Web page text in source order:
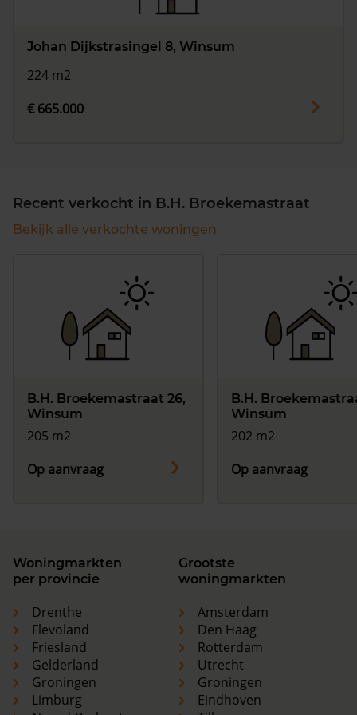
Johan Dijkstrasingel 8, Winsum
224 m2
€ 665.000
Recent verkocht in B.H. Broekemastraat
Bekijk alle verkochte woningen
B.H. Broekemastraat 26,
Winsum
205 m2
Op aanvraag
B.H.
Winsum
202 m2
Op aanvraag
Woningmarkten
per provincie
Drenthe
Flevoland
Friesland
Gelderland
Groningen
Limburg
Grootste
woningmarkten
Amsterdam
Den Haag
Rotterdam
Utrecht
Groningen
Eindhoven